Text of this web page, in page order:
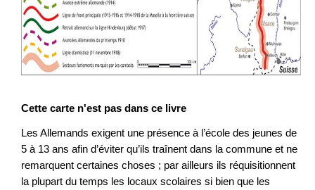
Cette carte n'est pas dans ce livre
Les Allemands exigent une présence à l’école des jeunes de
5 à 13 ans afin d’éviter qu’ils traînent dans la commune et ne
remarquent certaines choses ; par ailleurs ils réquisitionnent
la plupart du temps les locaux scolaires si bien que les